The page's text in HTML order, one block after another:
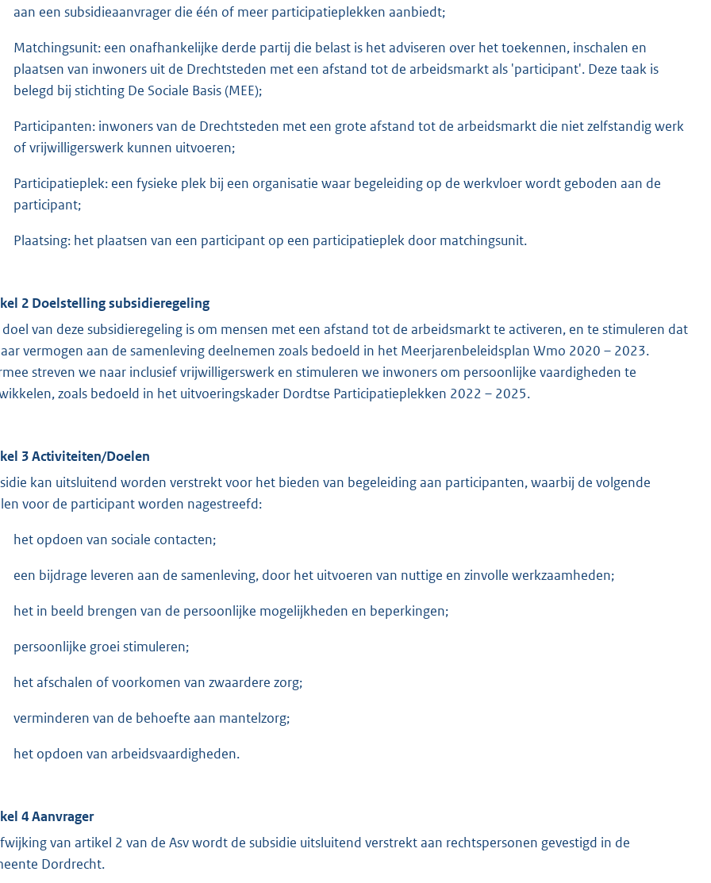
aan een subsidieaanvrager die één of meer participatieplekken aanbiedt;
Matchingsunit: een onafhankelijke derde partij die belast is het adviseren over het toekennen, inschalen en
plaatsen van inwoners uit de Drechtsteden met een afstand tot de arbeidsmarkt als 'participant'. Deze taak is
belegd bij stichting De Sociale Basis (MEE);
Participanten: inwoners van de Drechtsteden met een grote afstand tot de arbeidsmarkt die niet zelfstandig werk
of vrijwilligerswerk kunnen uitvoeren;
Participatieplek: een fysieke plek bij een organisatie waar begeleiding op de werkvloer wordt geboden aan de
participant;
Plaatsing: het plaatsen van een participant op een participatieplek door matchingsunit.
2 Doelstelling subsidieregeling
van deze subsidieregeling is om mensen met een afstand tot de arbeidsmarkt te activeren, en te stimuleren dat
vermogen aan de samenleving deelnemen zoals bedoeld in het Meerjarenbeleidsplan Wmo 2020 – 2023.
streven we naar inclusief vrijwilligerswerk en stimuleren we inwoners om persoonlijke vaardigheden te
zoals bedoeld in het uitvoeringskader Dordtse Participatieplekken 2022 – 2025.
3 Activiteiten/Doelen
kan uitsluitend worden verstrekt voor het bieden van begeleiding aan participanten, waarbij de volgende
voor de participant worden nagestreefd:
het opdoen van sociale contacten;
een bijdrage leveren aan de samenleving, door het uitvoeren van nuttige en zinvolle werkzaamheden;
het in beeld brengen van de persoonlijke mogelijkheden en beperkingen;
persoonlijke groei stimuleren;
het afschalen of voorkomen van zwaardere zorg;
verminderen van de behoefte aan mantelzorg;
het opdoen van arbeidsvaardigheden.
4 Aanvrager
van artikel 2 van de Asv wordt de subsidie uitsluitend verstrekt aan rechtspersonen gevestigd in de
Dordrecht.